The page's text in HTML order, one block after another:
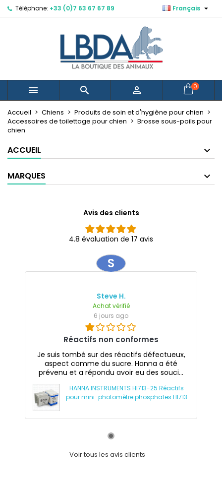
Téléphone: +33 (0)7 63 67 67 89 Français 
   0
Accueil Chiens
Produits de soin et d'hygiène pour chien
Accessoires de toilettage pour chien
Brosse sous-poils pour
chien
ACCUEIL
MARQUES
Avis des clients
4.8 évaluation de 17 avis
S
Steve H.
Achat vérifié
6 jours ago
Réactifs non conformes
Je suis tombé sur des réactifs défectueux,
aspect comme du sucre. Hanna a été
prévenu et a répondu avoir eu des souci...
HANNA INSTRUMENTS HI713-25 Réactifs
pour mini-photomètre phosphates HI713
Voir tous les avis clients
Mes listes d'envies ×
Créer une nouvelle liste
Créer une liste d'envies ×
Nom de la liste d'envies
Annuler Créer une liste d'envies
Connexion ×
Vous devez être connecté pour ajouter des produits
à votre liste d'envies.
Annuler Connexion